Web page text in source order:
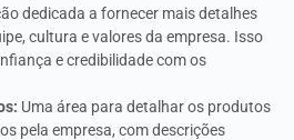
dedicada a fornecer mais detalhes
cultura e valores da empresa. Isso
e credibilidade com os
Uma área para detalhar os produtos
pela empresa, com descrições